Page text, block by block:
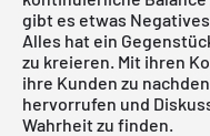
gibt es etwas
Alles hat ein
zu kreieren. Mit ihren
ihre Kunden zu
hervorrufen und
Wahrheit zu finden.